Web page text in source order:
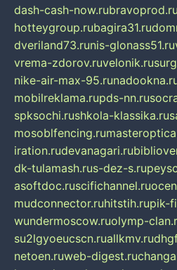
dash-cash-now.rubravoprod.ru
hotteygroup.rubagira31.ru
dveriland73.runis-glonass51.ru
vrema-zdorov.ruvelonik.ru
nike-air-max-95.ru
mobilreklama.rupds-nn.ru
spksochi.rushkola-klassika.ru
mosoblfencing.ru
iration.rudevanagari.ru
dk-tulamash.rus-dez-s.ru
asoftdoc.ruscifichannel.ru
mudconnector.ruhitstih.rupik-
wundermoscow.ruolymp-
su2lgyoeucscn.ruallkmv.ru
netoen.ruweb-digest.ru